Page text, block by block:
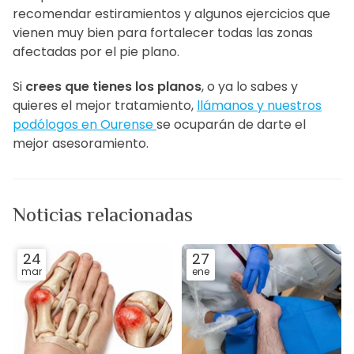
recomendar estiramientos y algunos ejercicios que
vienen muy bien para fortalecer todas las zonas
afectadas por el pie plano.
Si crees que tienes los planos, o ya lo sabes y
quieres el mejor tratamiento, llámanos y nuestros
podólogos en Ourensese ocuparán de darte el
mejor asesoramiento.
Noticias relacionadas
24
mar
27
ene